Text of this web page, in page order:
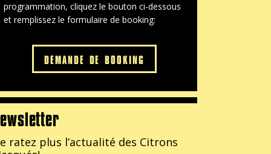
programmation, cliquez le bouton ci-dessous
et remplissez le formulaire de booking:
DEMANDE DE BOOKING
ratez plus l’actualité des Citrons